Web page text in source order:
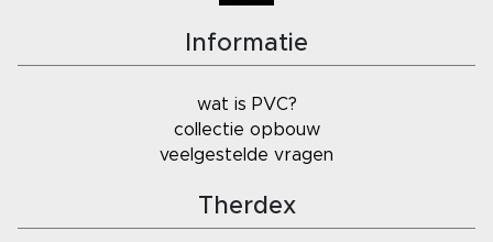
Informatie
wat is PVC?
collectie opbouw
veelgestelde vragen
Therdex